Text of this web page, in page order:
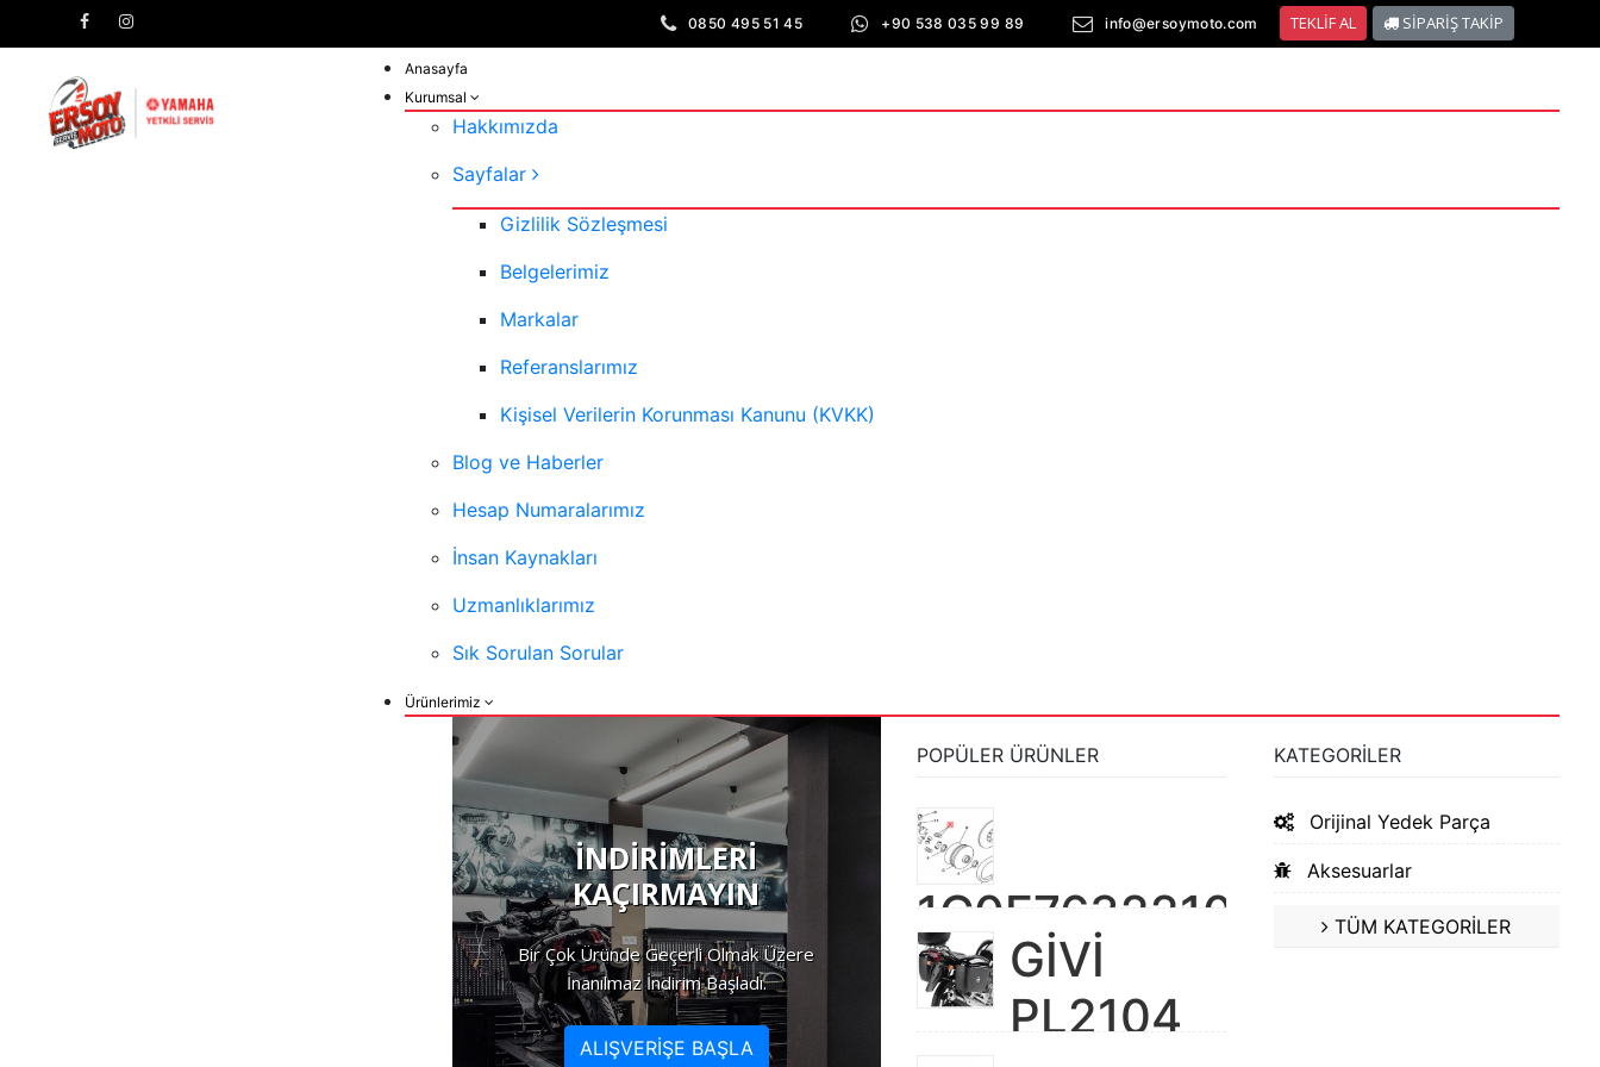
0850 495 51 45 +90 538 035 99 89 info@ersoymoto.com TEKLİF AL SİPARİŞ TAKİP
Anasayfa
Kurumsal
Hakkımızda
Sayfalar
Gizlilik Sözleşmesi
Belgelerimiz
Markalar
Referanslarımız
Kişisel Verilerin Korunması Kanunu (KVKK)
Blog ve Haberler
Hesap Numaralarımız
İnsan Kaynakları
Uzmanlıklarımız
Sık Sorulan Sorular
Ürünlerimiz
İNDİRİMLERİ
KAÇIRMAYIN
Bir Çok Üründe Geçerli Olmak Üzere
İnanılmaz İndirim Başladı.
ALIŞVERİŞE BAŞLA
POPÜLER ÜRÜNLER
1C0E763221000
XMAX 250
2011-2016
GİVİ
PL2104
KATEGORİLER
Orijinal Yedek Parça
Aksesuarlar
TÜM KATEGORİLER